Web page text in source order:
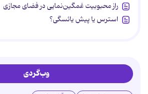
راز محبوبیت غمگین‌نمایی در فضای مجازی
استرس یا پیش یائسگی؟
وب‌گردی